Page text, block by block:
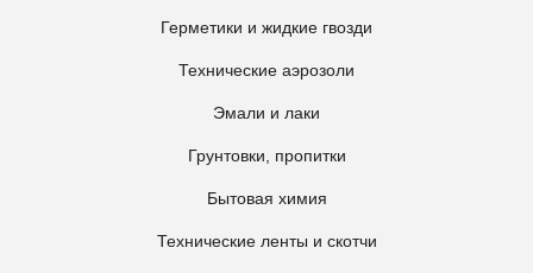
Герметики и жидкие гвозди
Технические аэрозоли
Эмали и лаки
Грунтовки, пропитки
Бытовая химия
Технические ленты и скотчи